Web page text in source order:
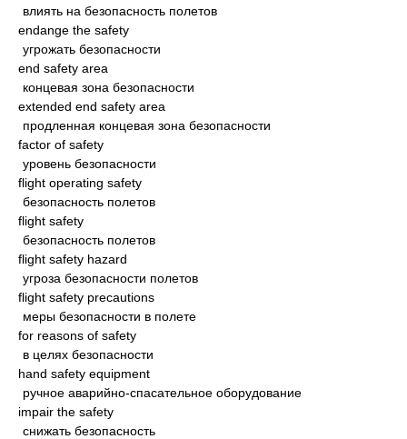
влиять на безопасность полетов
endange the safety
угрожать безопасности
end safety area
концевая зона безопасности
extended end safety area
продленная концевая зона безопасности
factor of safety
уровень безопасности
flight operating safety
безопасность полетов
flight safety
безопасность полетов
flight safety hazard
угроза безопасности полетов
flight safety precautions
меры безопасности в полете
for reasons of safety
в целях безопасности
hand safety equipment
ручное аварийно-спасательное оборудование
impair the safety
снижать безопасность